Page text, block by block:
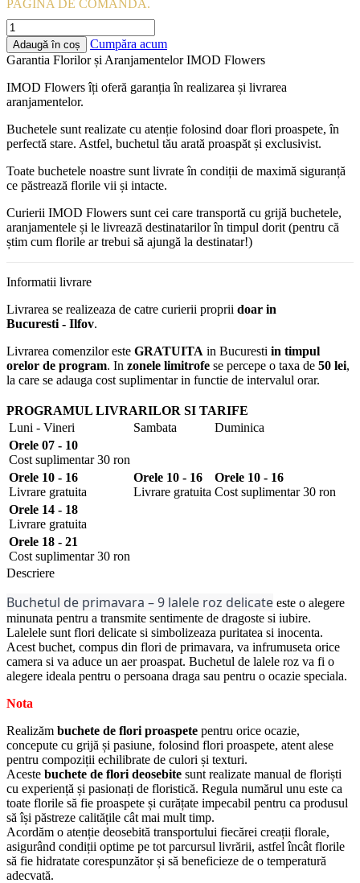
PAGINA DE COMANDĂ.
Cantitate
Buchetul
de
primavara
-
9
lalele
roz
delicate
Adaugă în coș
Cumpăra acum
Garantia Florilor și Aranjamentelor IMOD Flowers
IMOD Flowers îți oferă garanția în realizarea și livrarea
aranjamentelor.
Buchetele sunt realizate cu atenție folosind doar flori proaspete, în
perfectă stare. Astfel, buchetul tău arată proaspăt și exclusivist.
Toate buchetele noastre sunt livrate în condiții de maximă siguranță
ce păstrează florile vii și intacte.
Curierii IMOD Flowers sunt cei care transportă cu grijă buchetele,
aranjamentele și le livrează destinatarilor în timpul dorit (pentru că
știm cum florile ar trebui să ajungă la destinatar!)
Informatii livrare
Livrarea se realizeaza de catre curierii proprii doar in
Bucuresti - Ilfov.
Livrarea comenzilor este GRATUITA in Bucuresti in timpul
orelor de program. In zonele limitrofe se percepe o taxa de 50 lei,
la care se adauga cost suplimentar in functie de intervalul orar.
PROGRAMUL LIVRARILOR SI TARIFE
Luni - Vineri
Sambata
Duminica
Orele 07 - 10
Cost suplimentar 30 ron
Orele 10 - 16
Livrare gratuita
Orele 10 - 16
Livrare gratuita
Orele 10 - 16
Cost suplimentar 30 ron
Orele 14 - 18
Livrare gratuita
Orele 18 - 21
Cost suplimentar 30 ron
Descriere
Buchetul de primavara – 9 lalele roz delicate este o alegere
minunata pentru a transmite sentimente de dragoste si iubire.
Lalelele sunt flori delicate si simbolizeaza puritatea si inocenta.
Acest buchet, compus din flori de primavara, va infrumuseta orice
camera si va aduce un aer proaspat. Buchetul de lalele roz va fi o
alegere ideala pentru o persoana draga sau pentru o ocazie speciala.
Nota
Realizăm buchete de flori proaspete pentru orice ocazie,
concepute cu grijă și pasiune, folosind flori proaspete, atent alese
pentru compoziții echilibrate de culori și texturi.
Aceste buchete de flori deosebite sunt realizate manual de floriști
cu experiență și pasionați de floristică. Regula numărul unu este ca
toate florile să fie proaspete și curățate impecabil pentru ca produsul
să își păstreze calitățile cât mai mult timp.
Acordăm o atenție deosebită transportului fiecărei creații florale,
asigurând condiții optime pe tot parcursul livrării, astfel încât florile
să fie hidratate corespunzător și să beneficieze de o temperatură
adecvată.